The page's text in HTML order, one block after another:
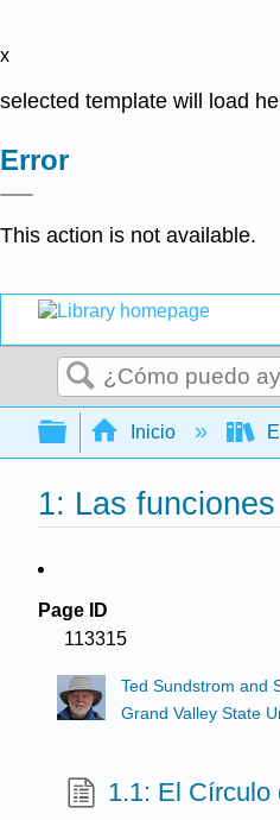
x
selected template will load
Error
This action is not available.
Buscar
Expandir/
Inicio
1: Las
Page ID
113315
Ted Sundstrom and
Grand Valley State
1.1: El Círculo